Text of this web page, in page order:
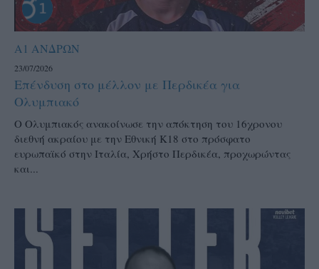
Α1 ΑΝΔΡΩΝ
23/07/2026
Επένδυση στο μέλλον με Περδικέα για
Ολυμπιακό
Ο Ολυμπιακός ανακοίνωσε την απόκτηση του 16χρονου
διεθνή ακραίου με την Εθνική Κ18 στο πρόσφατο
ευρωπαϊκό στην Ιταλία, Χρήστο Περδικέα, προχωρώντας
και...